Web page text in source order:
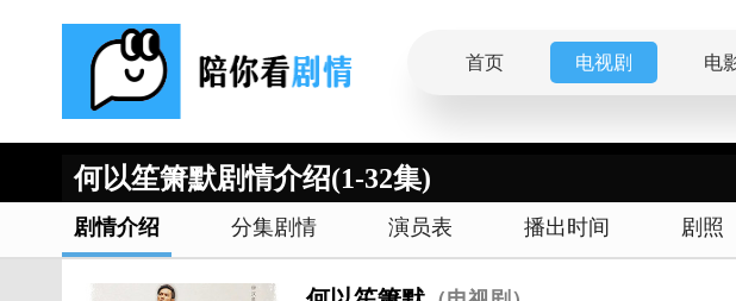
首页 电视剧 电
何以笙箫默剧情介绍(1-32集)
剧情介绍 分集剧情 演员表 播出时间 剧照